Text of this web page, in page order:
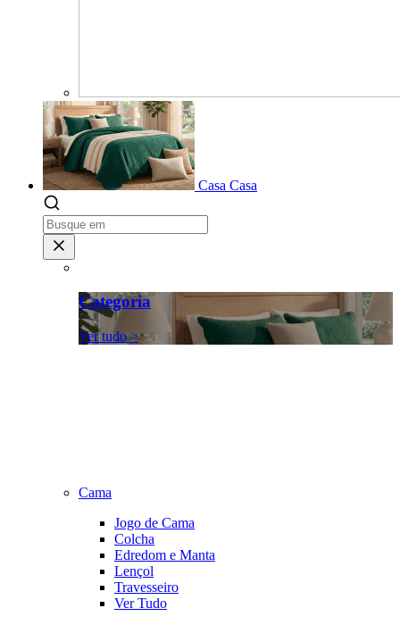
Casa Casa
Categoria
Ver tudo >
Cama
Jogo de Cama
Colcha
Edredom e Manta
Lençol
Travesseiro
Ver Tudo